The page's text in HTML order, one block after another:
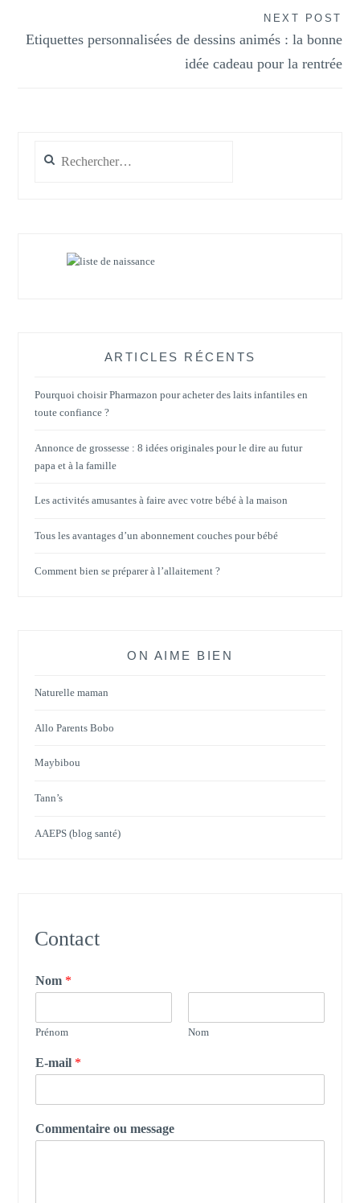
NEXT POST
Etiquettes personnalisées de dessins animés : la bonne
idée cadeau pour la rentrée
ARTICLES RÉCENTS
Pourquoi choisir Pharmazon pour acheter des laits infantiles en
toute confiance ?
Annonce de grossesse : 8 idées originales pour le dire au futur
papa et à la famille
Les activités amusantes à faire avec votre bébé à la maison
Tous les avantages d’un abonnement couches pour bébé
Comment bien se préparer à l’allaitement ?
ON AIME BIEN
Naturelle maman
Allo Parents Bobo
Maybibou
Tann’s
AAEPS (blog santé)
Contact
Nom *
Prénom Nom
E-mail *
Commentaire ou message